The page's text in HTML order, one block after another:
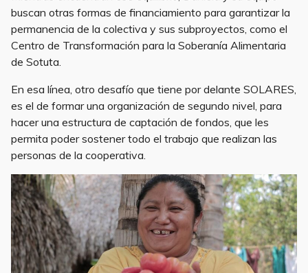
buscan otras formas de financiamiento para garantizar la
permanencia de la colectiva y sus subproyectos, como el
Centro de Transformación para la Soberanía Alimentaria
de Sotuta.
En esa línea, otro desafío que tiene por delante SOLARES,
es el de formar una organización de segundo nivel, para
hacer una estructura de captación de fondos, que les
permita poder sostener todo el trabajo que realizan las
personas de la cooperativa.